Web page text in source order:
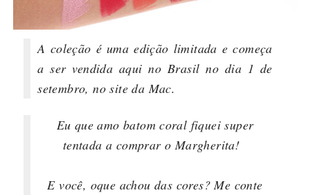
A coleção é uma edição limitada e começa
a ser vendida aqui no Brasil no dia 1 de
setembro, no site da Mac.
Eu que amo batom coral fiquei super
tentada a comprar o Margherita!
E você, oque achou das cores? Me conte